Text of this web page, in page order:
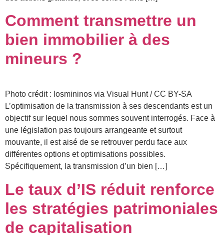
Comment transmettre un
bien immobilier à des
mineurs ?
Photo crédit : losmininos via Visual Hunt / CC BY-SA
L’optimisation de la transmission à ses descendants est un
objectif sur lequel nous sommes souvent interrogés. Face à
une législation pas toujours arrangeante et surtout
mouvante, il est aisé de se retrouver perdu face aux
différentes options et optimisations possibles.
Spécifiquement, la transmission d’un bien […]
Le taux d’IS réduit renforce
les stratégies patrimoniales
de capitalisation